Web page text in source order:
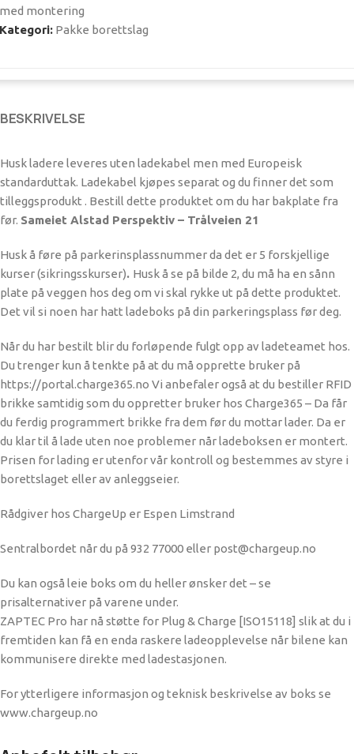
med montering
Kategori: Pakke borettslag
BESKRIVELSE
Husk ladere leveres uten ladekabel men med Europeisk
standarduttak. Ladekabel kjøpes separat og du finner det som
tilleggsprodukt . Bestill dette produktet om du har bakplate fra
før. Sameiet Alstad Perspektiv – Trålveien 21
Husk å føre på parkerinsplassnummer da det er 5 forskjellige
kurser (sikringsskurser). Husk å se på bilde 2, du må ha en sånn
plate på veggen hos deg om vi skal rykke ut på dette produktet.
Det vil si noen har hatt ladeboks på din parkeringsplass før deg.
Når du har bestilt blir du forløpende fulgt opp av ladeteamet hos.
Du trenger kun å tenkte på at du må opprette bruker på
https://portal.charge365.no Vi anbefaler også at du bestiller RFID
brikke samtidig som du oppretter bruker hos Charge365 – Da får
du ferdig programmert brikke fra dem før du mottar lader. Da er
du klar til å lade uten noe problemer når ladeboksen er montert.
Prisen for lading er utenfor vår kontroll og bestemmes av styre i
borettslaget eller av anleggseier.
Rådgiver hos ChargeUp er Espen Limstrand
Sentralbordet når du på 932 77000 eller post@chargeup.no
Du kan også leie boks om du heller ønsker det – se
prisalternativer på varene under.
ZAPTEC Pro har nå støtte for Plug & Charge [ISO15118] slik at du i
fremtiden kan få en enda raskere ladeopplevelse når bilene kan
kommunisere direkte med ladestasjonen.
For ytterligere informasjon og teknisk beskrivelse av boks se
www.chargeup.no